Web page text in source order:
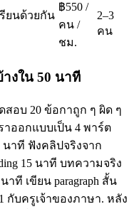
ยนด้วยกัน
฿550 /
คน /
ชม.
2–3
คน
างใน 50 นาที
สอบ 20 ข้อกาถูก ๆ ผิด ๆ
ออกแบบเป็น 4 พาร์ต
นาที ฟังคลิปจริงจาก
15 นาที บทความจริง
นาที เขียน paragraph สั้น
กับครูเจ้าของภาษา. หลัง